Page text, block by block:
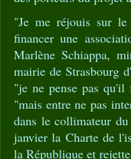
"Je me réjouis sur
financer une
Marlène Schiappa,
mairie de Strasbourg
"je ne pense pas
"mais entre ne pas
dans le collimateur
janvier la Charte de
la République et